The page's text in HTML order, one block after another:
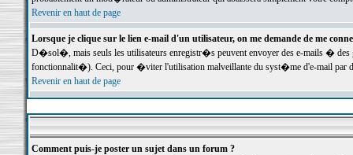
Revenir en haut de page
Lorsque je clique sur le lien e-mail d'un utilisateur, on me demande de me
D�sol�, mais seuls les utilisateurs enregistr�s peuvent envoyer des e-mails �
fonctionnalit�). Ceci, pour �viter l'utilisation malveillante du syst�me d'e-mail par
Revenir en haut de page
Comment puis-je poster un sujet dans un forum ?